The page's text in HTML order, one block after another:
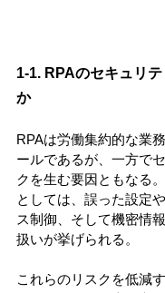
1-1. RPAのセキュリ
か
RPAは労働集約的な業
ールであるが、一方で
クを生む要因ともなる
としては、誤った設定
ス制御、そして機密情
扱いが挙げられる。
これらのリスクを低減